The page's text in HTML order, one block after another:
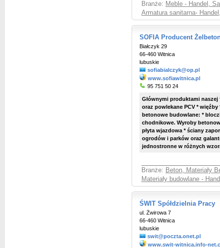
Branże: Meble - Handel,
Armatura sanitarna- Handel
SOFIA Producent
Białczyk 29
66-460 Witnica
lubuskie
sofiabialczyk@op.pl
www.sofiawitnica.pl
95 751 50 24
Głównymi produktami
oraz powlekane PCV * więźby
betonowe budowlane: *
chodnikowe. Wyroby
płyta wjazdowa * ściany
ogrodów i parków oraz
jednostronne w różnych
Branże: Beton, Materiały
Materiały budowlane -
ŚWIT Spółdzielnia Pracy
ul. Żwirowa 7
66-460 Witnica
lubuskie
swit@poczta.onet.pl
www.swit-witnica.info-